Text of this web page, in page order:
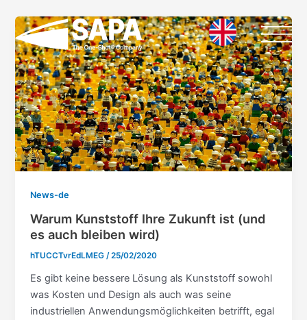
contenuto
News-de
Warum Kunststoff Ihre Zukunft ist (und
es auch bleiben wird)
hTUCCTvrEdLMEG/25/02/2020
Es gibt keine bessere Lösung als Kunststoff sowohl
was Kosten und Design als auch was seine
industriellen Anwendungsmöglichkeiten betrifft, egal
articoli